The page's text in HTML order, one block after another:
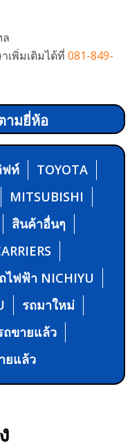
เพิ่มเติมได้ที่ 081-849-
ามยี่ห้อ
ฟท์
TOYOTA
MITSUBISHI
สินค้าอื่นๆ
ไฟฟ้า NICHIYU
รถมาใหม่
ถขายแล้ว
ยแล้ว